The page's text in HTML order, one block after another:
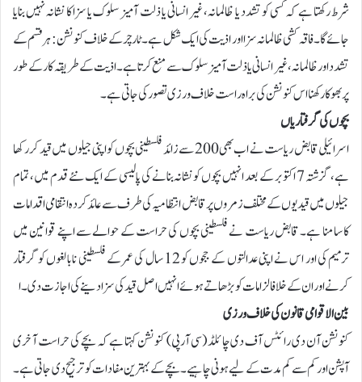
شرط رکھتا ہے کہ کسی کو تشدد یا ظالمانہ، غیر انسانی یا ذلت آمیز سلوک یا سزا کا نشانہ نہیں بنایا
جائے گا۔ فاقہ کشی ظالمانہ سزا اور اذیت کی ایک شکل ہے۔ٹارچر کے خلاف کنونشن: ہر قسم کے
تشدد اور ظالمانہ، غیر انسانی یا ذلت آمیز سلوک سے منع کرتا ہے۔ اذیت کے طریقہ کار کے طور
پر بھوکا رکھنا اس کنونشن کی براہ راست خلاف ورزی تصور کی جاتی ہے۔
بچوں کی گرفتاریاں
اسرائیلی قابض ریاست نے اب بھی 200 سے زائد فلسطینی بچوں کو اپنی جیلوں میں قید کر رکھا
ہے، گزشتہ 7 اکتوبر کے بعد انہیں بچوں کو نشانہ بنانے کی پالیسی کے ایک نئے قدم میں، تمام
جیلوں میں قیدیوں کے مختلف زمروں پر قابض انتظامیہ کی طرف سے عائد کردہ انتقامی اقدامات
کا سامنا ہے۔ قابض ریاست نے فلسطینی بچوں کی حراست کے حوالے سے اپنے قوانین میں
ترمیم کی اور اس نے اپنی عدالتوں کے ججوں کو 12 سال کی عمر کے فلسطینی نابالغوں کو گرفتار
کرنے اور ان کے خلافالزامات کو بڑھاتے ہوئے انہیں اصل قید کی سزا دینے کی اجازت دی۔ ا
بین الاقوامی قانون کی خلاف ورزی
کنونشن آن دی رائٹس آف دی چائلڈ (سی آرپی) کنونشن کہتا ہے کہ بچے کی حراست آخری
آپشن اور کم سے کم مدت کے لیے ہونی چاہیے۔ بچے کے بہترین مفادات کو ترجیح دی جاتی ہے۔